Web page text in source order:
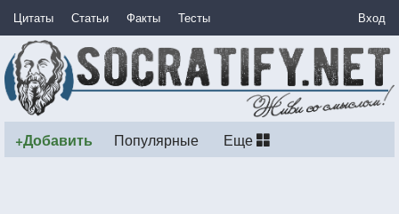
Цитаты Статьи Факты Тесты Вход
+Добавить Популярные Еще